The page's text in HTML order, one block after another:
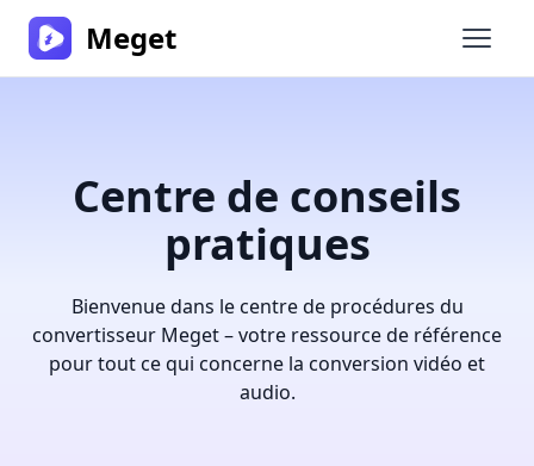
Meget
Centre de conseils
pratiques
Bienvenue dans le centre de procédures du
convertisseur Meget – votre ressource de référence
pour tout ce qui concerne la conversion vidéo et
audio.